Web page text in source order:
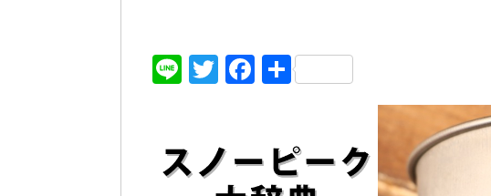
LineTwitter
Facebook
共
有